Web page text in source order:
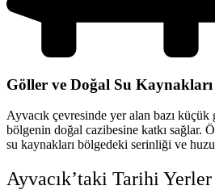
Göller ve Doğal Su Kaynakları
Ayvacık çevresinde yer alan bazı küçük
bölgenin doğal cazibesine katkı sağlar.
su kaynakları bölgedeki serinliği ve
Ayvacık’taki Tarihi Yerler